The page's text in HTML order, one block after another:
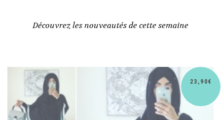
Découvrez les nouveautés de cette semaine